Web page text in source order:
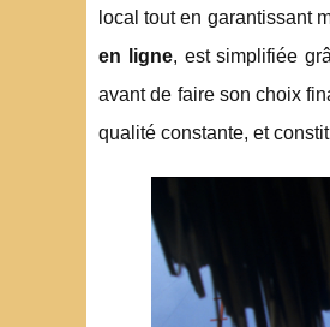
local tout en garantissant
en ligne, est simplifiée
avant de faire son choix
qualité constante, et